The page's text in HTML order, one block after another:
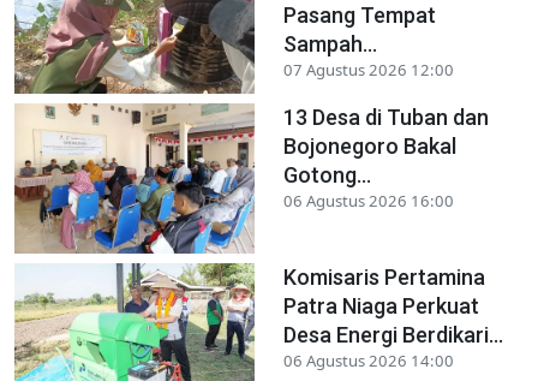
Pasang Tempat
Sampah...
07 Agustus 2026 12:00
13 Desa di Tuban dan
Bojonegoro Bakal
Gotong...
06 Agustus 2026 16:00
Komisaris Pertamina
Patra Niaga Perkuat
Desa Energi Berdikari...
06 Agustus 2026 14:00